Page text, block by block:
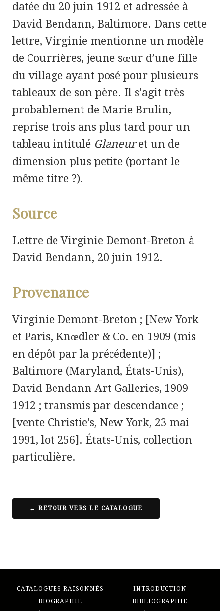
datée du 20 juin 1912 et adressée à
David Bendann, Baltimore. Dans cette
lettre, Virginie mentionne un modèle
de Courrières, jeune sœur d’une fille
du village ayant posé pour plusieurs
tableaux de son père. Il s’agit très
probablement de Marie Brulin,
reprise trois ans plus tard pour un
tableau intitulé Glaneuret un de
dimension plus petite (portant le
même titre ?).
Source
Lettre de Virginie Demont-Breton à
David Bendann, 20 juin 1912.
Provenance
Virginie Demont-Breton ; [New York
et Paris, Knœdler & Co. en 1909 (mis
en dépôt par la précédente)] ;
Baltimore (Maryland, États-Unis),
David Bendann Art Galleries, 1909-
1912 ; transmis par descendance ;
[vente Christie’s, New York, 23 mai
1991, lot 256]. États-Unis, collection
particulière.
← RETOUR VERS LE CATALOGUE
CATALOGUES RAISONNÉS
INTRODUCTION
BIOGRAPHIE
BIBLIOGRAPHIE